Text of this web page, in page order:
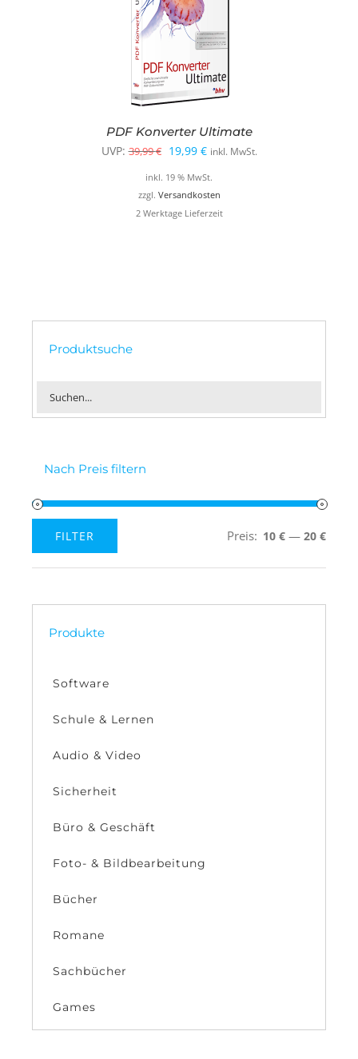
PDF Konverter Ultimate
UVP: 39,99€ Ursprünglicher
Preis
war:
39,99 €
19,99 €Aktueller
Preis
ist:
19,99 €.
inkl. MwSt.
inkl. 19 % MwSt.
zzgl. Versandkosten
2 Werktage Lieferzeit
Produktsuche
Nach Preis filtern
Preis
Preis
FILTER Preis: 10 € — 20 €
Produkte
Software
Schule & Lernen
Audio & Video
Sicherheit
Büro & Geschäft
Foto- & Bildbearbeitung
Bücher
Romane
Sachbücher
Games